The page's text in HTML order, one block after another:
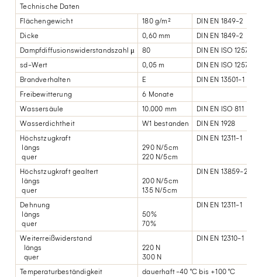
Technische Daten
Flächengewicht
180 g/m²
DIN EN 1849-2
Dicke
0,60 mm
DIN EN 1849-2
Dampfdiffusionswiderstandszahl μ
80
DIN EN ISO 12572
sd-Wert
0,05 m
DIN EN ISO 12572
Brandverhalten
E
DIN EN 13501-1
Freibewitterung
6 Monate
Wassersäule
10.000 mm
DIN EN ISO 811
Wasserdichtheit
W1 bestanden
DIN EN 1928
Höchstzugkraft
längs
quer
290 N/5cm
220 N/5cm
DIN EN 12311-1
Höchstzugkraft gealtert
längs
quer
200 N/5cm
135 N/5cm
DIN EN 13859-2 (A)
Dehnung
längs
quer
50%
70%
DIN EN 12311-1
Weiterreißwiderstand
längs
quer
220 N
300 N
DIN EN 12310-1
Temperaturbeständigkeit
dauerhaft -40 °C bis +100 °C